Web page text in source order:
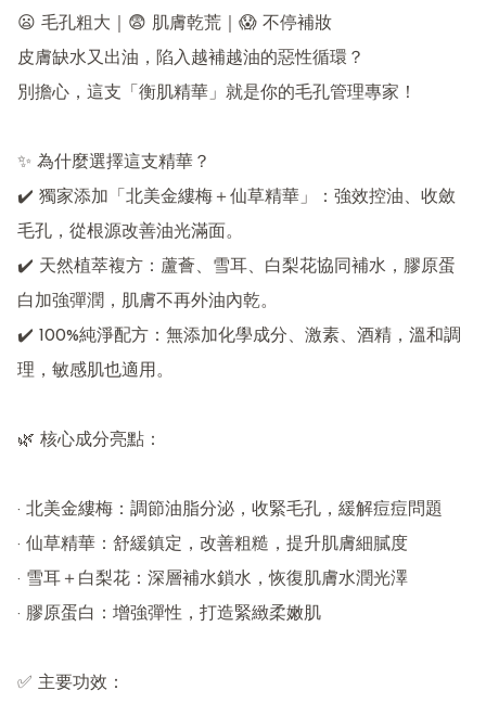
😦 毛孔粗大｜😨 肌膚乾荒｜😱 不停補妝
皮膚缺水又出油，陷入越補越油的惡性循環？
別擔心，這支「衡肌精華」就是你的毛孔管理專家！
✨ 為什麼選擇這支精華？
✔️ 獨家添加「北美金縷梅＋仙草精華」：強效控油、收斂
毛孔，從根源改善油光滿面。
✔️ 天然植萃複方：蘆薈、雪耳、白梨花協同補水，膠原蛋
白加強彈潤，肌膚不再外油內乾。
✔️ 100%純淨配方：無添加化學成分、激素、酒精，溫和調
理，敏感肌也適用。
🌿 核心成分亮點：
· 北美金縷梅：調節油脂分泌，收緊毛孔，緩解痘痘問題
· 仙草精華：舒緩鎮定，改善粗糙，提升肌膚細膩度
· 雪耳＋白梨花：深層補水鎖水，恢復肌膚水潤光澤
· 膠原蛋白：增強彈性，打造緊緻柔嫩肌
✅ 主要功效：